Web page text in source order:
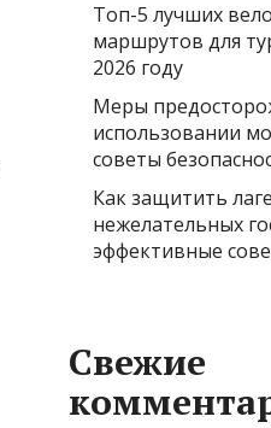
Топ-5 лучших
маршрутов для
2026 году
Меры
использовании
советы
Как защитить
нежелательных
эффективные
Свежие